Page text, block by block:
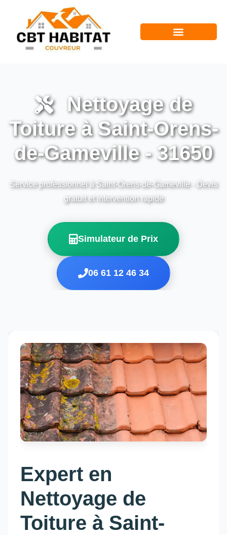
Nettoyage de
Toiture à Saint-Orens-
de-Gameville - 31650
Service professionnel à Saint-Orens-de-Gameville - Devis
gratuit et intervention rapide
Simulateur de Prix
06 61 12 46 34
Expert en
Nettoyage de
Toiture à Saint-